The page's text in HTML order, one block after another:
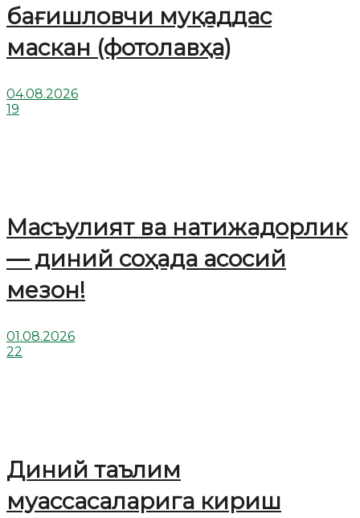
бағишловчи муқаддас
маскан (фотолавҳа)
04.08.2026
19
Масъулият ва натижадорлик
— диний соҳада асосий
мезон!
01.08.2026
22
Диний таълим
муассасаларига кириш